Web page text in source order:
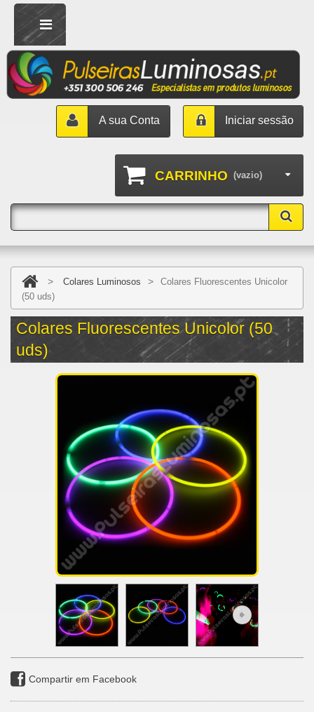
Iniciar sessão
A sua Conta
CARRINHO (vazio)
> Colares Luminosos >
Colares Fluorescentes Unicolor
(50 uds)
Colares Fluorescentes Unicolor (50
uds)
Compartir em Facebook